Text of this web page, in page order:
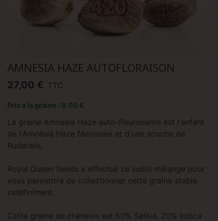
AMNESIA HAZE AUTOFLORAISON
27,00 € TTC
Prix a la graine : 9,00 €
La graine Amnesia Haze auto-fleurissante est l'enfant
de l'Amnésia Haze féminisée et d'une souche de
Ruderalis.
Royal Queen Seeds a effectué ce subtil mélange pour
vous permettre de collectionner cette graine stable
indéfiniment.
Cette graine de chènevis est 50% Sativa, 20% Indica